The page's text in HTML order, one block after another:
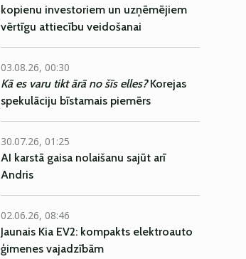
kopienu investoriem un uzņēmējiem
vērtīgu attiecību veidošanai
03.08.26, 00:30
Kā es varu tikt ārā no šīs elles?Korejas
spekulāciju bīstamais piemērs
30.07.26, 01:25
AI karstā gaisa nolaišanu sajūt arī
Andris
02.06.26, 08:46
Jaunais Kia EV2: kompakts elektroauto
ģimenes vajadzībām